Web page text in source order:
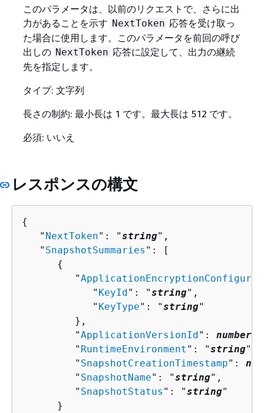
このパラメータは、以前のリクエストで、さらに出
力があることを示す NextToken 応答を受け取っ
た場合に使用します。このパラメータを前回の呼び
出しの NextToken 応答に設定して、出力の継続
先を指定します。
タイプ: 文字列
長さの制約: 最小長は 1 です。最大長は 512 です。
必須: いいえ
レスポンスの構文
{
   "
NextToken": "string",
   "
SnapshotSummaries ": [
{
         "
            "
KeyId": "string",
            "
KeyType": "string"
         },
         "
ApplicationVersionId": number
         "
RuntimeEnvironment ": "string",
         "
SnapshotCreationTimestamp":
         "
SnapshotName": "string",
         "
SnapshotStatus ": "string"
      }